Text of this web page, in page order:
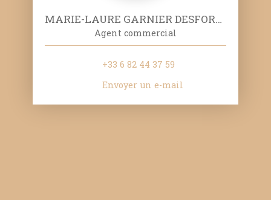
MARIE-LAURE GARNIER DESFORGES
Agent commercial
+33 6 82 44 37 59
Envoyer un e-mail